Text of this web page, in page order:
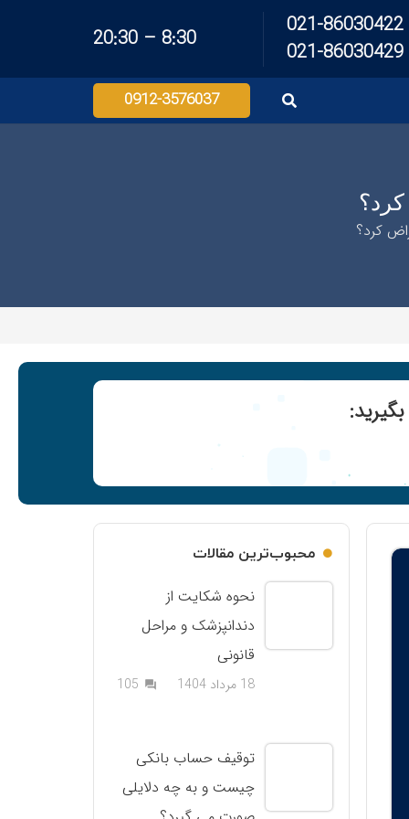
021-86030422
021-86030429
8:30 – 20:30
0912-3576037
کرد؟
کرد؟
محبوب‌ترین مقالات
نحوه شکایت از
دندانپزشک و مراحل
قانونی
18 مرداد 1404 question_answer
105دیدگاه
توقیف حساب بانکی
چیست و به چه دلایلی